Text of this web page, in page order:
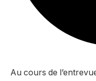
Au cours de